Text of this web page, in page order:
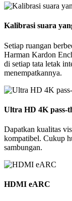
Kalibrasi suara
Setiap ruangan
Harman Kardon
di setiap tata letak
menempatkannya.
Ultra HD 4K pass-
Dapatkan kualitas
kompatibel. Cukup
sambungan.
HDMI eARC